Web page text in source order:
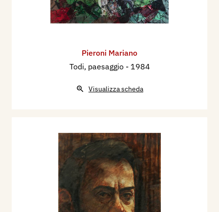
Pieroni Mariano
Todi, paesaggio - 1984
Visualizza scheda